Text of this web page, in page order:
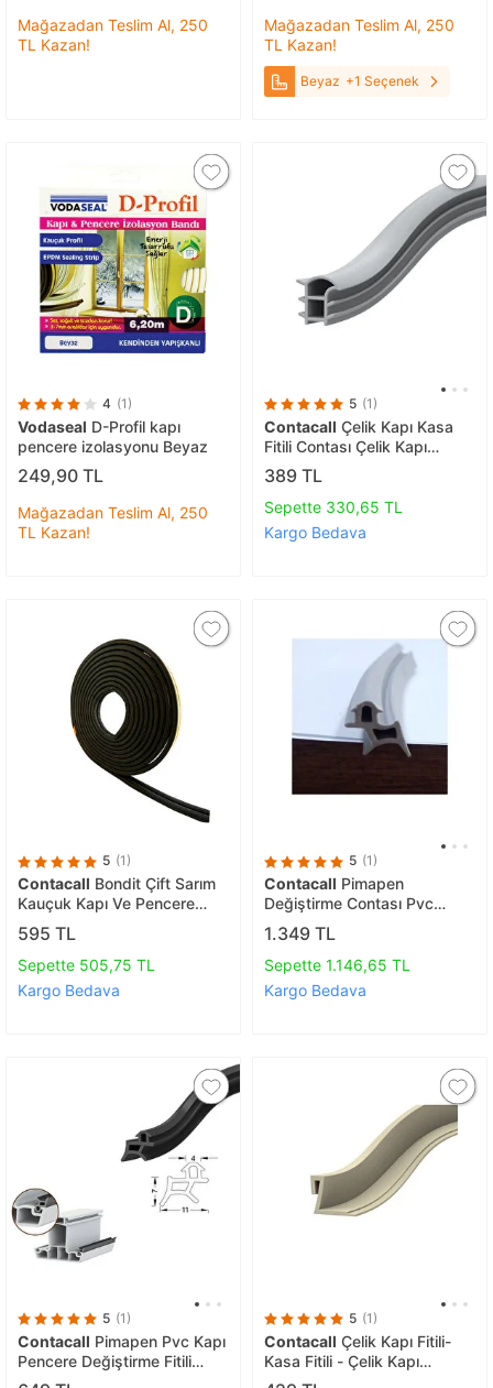
Mağazadan Teslim Al, 250
TL Kazan!
Mağazadan Teslim Al, 250
TL Kazan!
Beyaz +1 Seçenek
4 (1)
Vodaseal D-Profil kapı
pencere izolasyonu Beyaz
249,90 TL
Mağazadan Teslim Al, 250
TL Kazan!
5 (1)
Contacall Çelik Kapı Kasa
Fitili Contası Çelik Kapı
Contası 6 Metre Beyaz
389 TL
Sepette 330,65 TL
Kargo Bedava
5 (1)
Contacall Bondit Çift Sarım
Kauçuk Kapı Ve Pencere
İzolasyon Bandı/fitili 15x2-
30 Metre Siyah Fitil
595 TL
Sepette 505,75 TL
Kargo Bedava
5 (1)
Contacall Pimapen
Değiştirme Contası Pvc
Pencere Fitili Gri 50 Metre
1.349 TL
Sepette 1.146,65 TL
Kargo Bedava
5 (1)
Contacall Pimapen Pvc Kapı
Pencere Değiştirme Fitili
Contası 40 Metre Siyah
5 (1)
Contacall Çelik Kapı Fitili-
Kasa Fitili - Çelik Kapı
Contası 6 Metre Beyaz